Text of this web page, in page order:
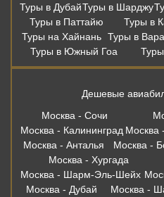
Туры в ДубайТуры в Шарджу
Туры в Паттайю
Туры в
Туры на Хайнань Туры в
Туры в Южный Гоа
Дешевые
Москва - Сочи
Москва - Калининград Москва
Москва - Анталья
Москва -
Москва - Хургада
Москва - Шарм-Эль-Шейх
Москва - Дубай
Москва -